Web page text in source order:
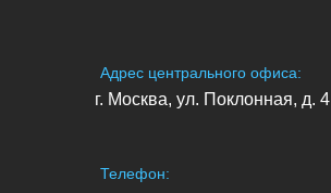
Адрес центрального офиса:
г. Москва, ул. Поклонная, д. 4
Телефон: